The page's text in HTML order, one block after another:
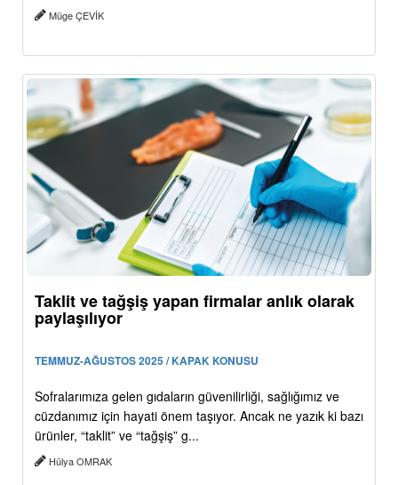
Müge ÇEVİK
Taklit ve tağşiş yapan firmalar anlık olarak
paylaşılıyor
TEMMUZ-AĞUSTOS 2025 / KAPAK KONUSU
Sofralarımıza gelen gıdaların güvenilirliği, sağlığımız ve
cüzdanımız için hayati önem taşıyor. Ancak ne yazık ki bazı
ürünler, “taklit” ve “tağşiş” g...
Hülya OMRAK